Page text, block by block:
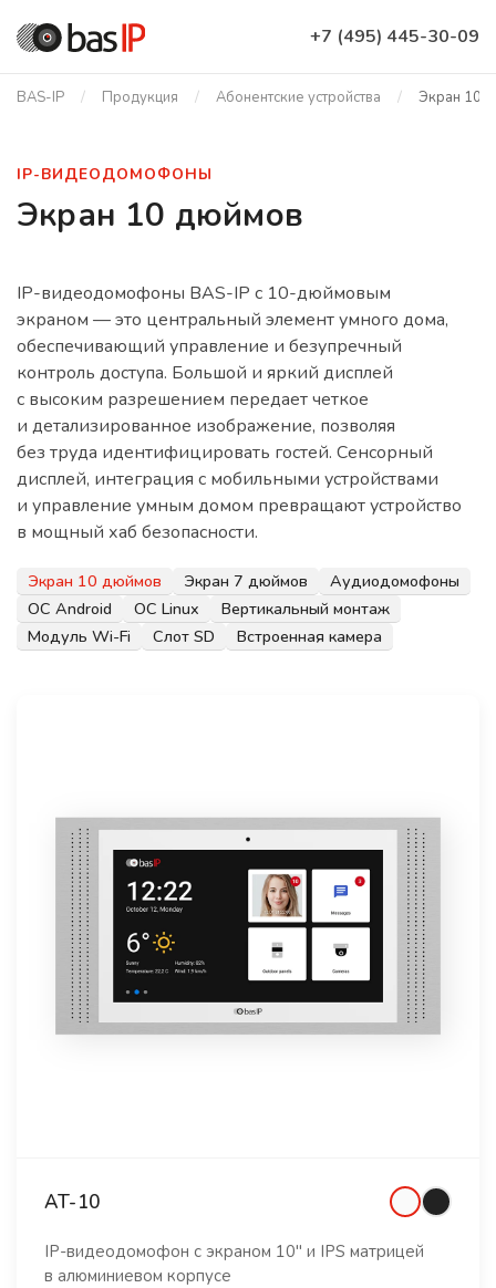
+7 (495) 445-30-09
BAS-IP Продукция Абонентские устройства Экран 10
IP-ВИДЕОДОМОФОНЫ
Экран 10 дюймов
IP-видеодомофоны BAS-IP с 10-дюймовым
экраном — это центральный элемент умного дома,
обеспечивающий управление и безупречный
контроль доступа. Большой и яркий дисплей
с высоким разрешением передает четкое
и детализированное изображение, позволяя
без труда идентифицировать гостей. Сенсорный
дисплей, интеграция с мобильными устройствами
и управление умным домом превращают устройство
в мощный хаб безопасности.
Экран 10 дюймов Экран 7 дюймов
Аудиодомофоны
ОС Android
ОС Linux
Вертикальный монтаж
Модуль Wi-Fi
Слот SD Встроенная камера
AT-10
IP-видеодомофон с экраном 10" и IPS матрицей
в алюминиевом корпусе